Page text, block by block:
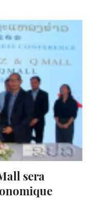
sera